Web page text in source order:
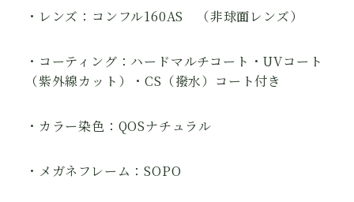
・レンズ：コンフル160AS （非球面レンズ）
・コーティング：ハードマルチコート・UVコート
（紫外線カット）・CS（撥水）コート付き
・カラー染色：QOSナチュラル
・メガネフレーム：SOPO